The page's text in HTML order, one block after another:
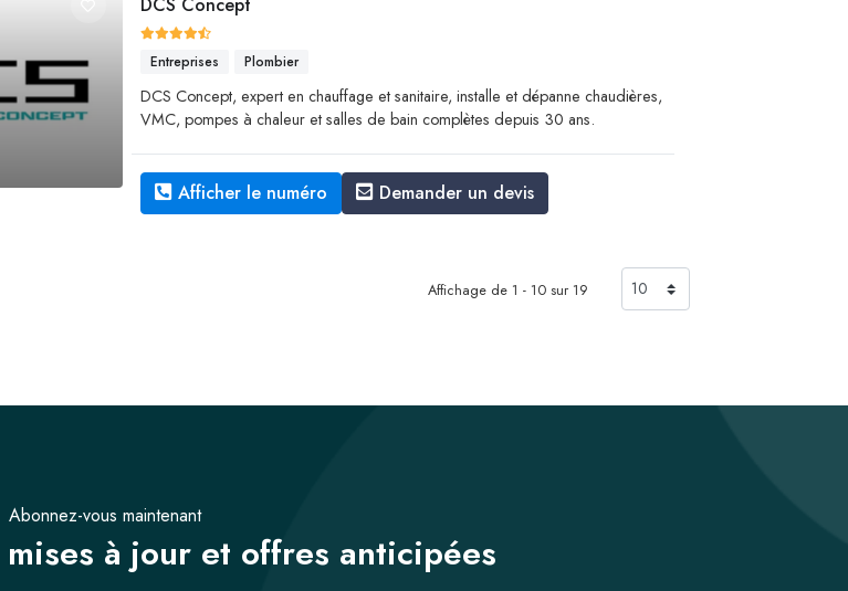
DCS Concept
Entreprises Plombier
DCS Concept, expert en chauffage et sanitaire, installe et dépanne chaudières,
VMC, pompes à chaleur et salles de bain complètes depuis 30 ans.
Afficher le numéro Demander un devis
Affichage de 1 - 10 sur 19
Abonnez-vous maintenant
à jour et offres anticipées